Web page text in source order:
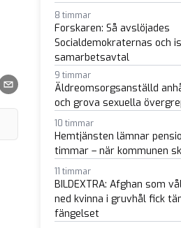
Whatsapp
via e-post
8 timmar
Forskaren: Så avslöjades
Socialdemokraternas och
samarbetsavtal
9 timmar
Äldreomsorgsanställd
och grova sexuella
10 timmar
Hemtjänsten lämnar
timmar – när kommunen
11 timmar
BILDEXTRA: Afghan som
ned kvinna i gruvhål fick
fängelset